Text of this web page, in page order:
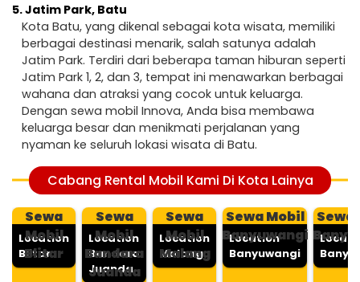
5.Jatim Park, Batu
Kota Batu, yang dikenal sebagai kota wisata, memiliki
berbagai destinasi menarik, salah satunya adalah
Jatim Park. Terdiri dari beberapa taman hiburan seperti
Jatim Park 1, 2, dan 3, tempat ini menawarkan berbagai
wahana dan atraksi yang cocok untuk keluarga.
Dengan sewa mobil Innova, Anda bisa membawa
keluarga besar dan menikmati perjalanan yang
nyaman ke seluruh lokasi wisata di Batu.
Cabang Rental Mobil Kami Di Kota Lainya
Sewa
Mobil
Blitar
Location
Blitar
Sewa
Mobil
Bandara
Juanda
Location
Bandara
Juanda
Sewa
Mobil
Malang
Location
Malang
Sewa Mobil
Banyuwangi
Location
Banyuwangi
Sewa